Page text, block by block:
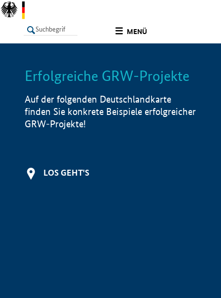
MENÜ
LISTE Info
Erfolgreiche GRW-Projekte
Auf der folgenden Deutschlandkarte
finden Sie konkrete Beispiele erfolgreicher
GRW-Projekte!
LOS GEHT'S